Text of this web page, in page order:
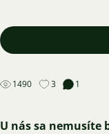
1490 3 1
U nás sa nemusíte